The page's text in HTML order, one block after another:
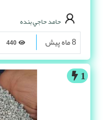
حامد حاجي بنده
8 ماه پیش
1